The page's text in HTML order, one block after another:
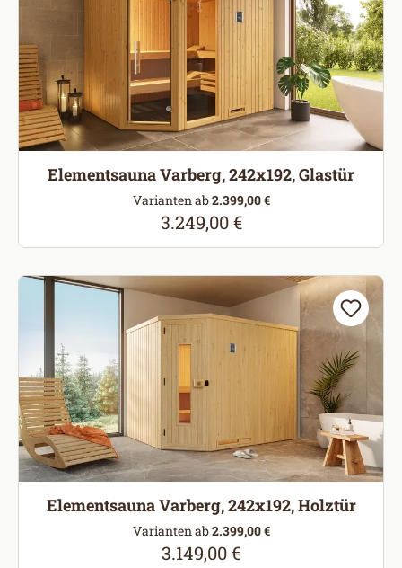
Elementsauna Varberg, 242x192, Glastür
Varianten ab2.399,00 €
Regulärer Preis:
3.249,00 €
Elementsauna Varberg, 242x192, Holztür
Varianten ab2.399,00 €
Regulärer Preis:
3.149,00 €